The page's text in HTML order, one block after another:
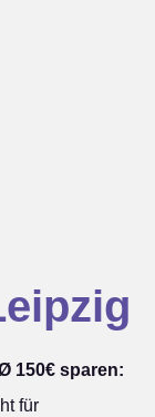
150€ sparen:
für